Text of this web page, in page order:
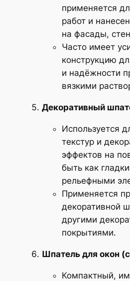
применяется
работ и
на фасады,
Часто имеет
конструкцию
и надёжности
вязкими
Декоративный
Используется
текстур и
эффектов на
быть как
рельефными
Применяется
декоративной
другими
покрытиями.
Шпатель для окон
Компактный,